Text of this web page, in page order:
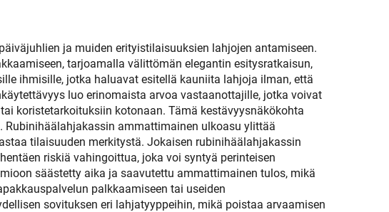
ja muiden erityistilaisuuksien lahjojen antamiseen.
tarjoamalla välittömän elegantin esitysratkaisun,
ihmisille, jotka haluavat esitellä kauniita lahjoja ilman, että
luo erinomaista arvoa vastaanottajille, jotka voivat
koristetarkoituksiin kotonaan. Tämä kestävyysnäkökohta
ammattimainen ulkoasu ylittää
tilaisuuden merkitystä. Jokaisen rubinihäälahjakassin
riskiä vahingoittua, joka voi syntyä perinteisen
säästetty aika ja saavutettu ammattimainen tulos, mikä
palkkaamiseen tai useiden
sovituksen eri lahjatyyppeihin, mikä poistaa arvaamisen